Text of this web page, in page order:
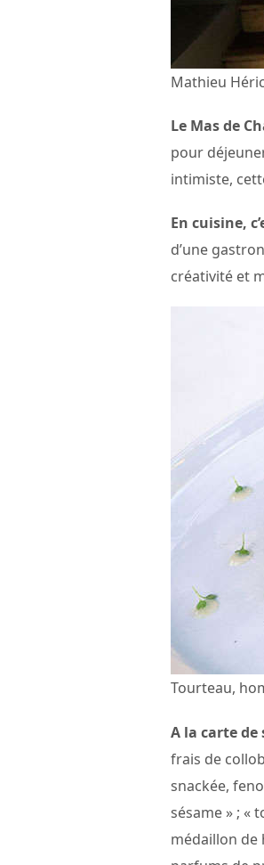
Mathieu
Le Mas de
pour
intimiste,
En cuisine,
d’une
créativité et
Tourteau,
A la carte de
frais de
snackée,
sésame » ; «
médaillon de